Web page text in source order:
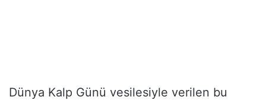
Dünya Kalp Günü vesilesiyle verilen bu